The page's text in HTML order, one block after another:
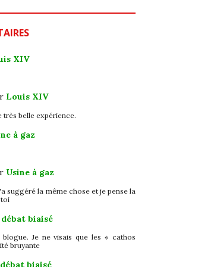
XIV
Louis XIV
très belle expérience.
à gaz
Usine à gaz
suggéré la même chose et je pense la
débat biaisé
blogue. Je ne visais que les « cathos
bruyante